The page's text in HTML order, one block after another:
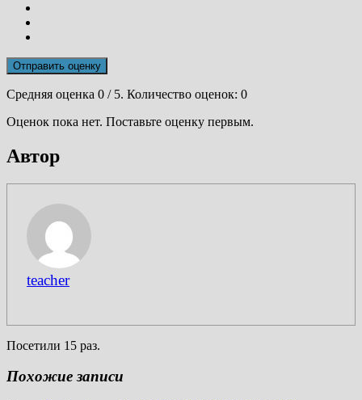
Отправить оценку
Средняя оценка 0 / 5. Количество оценок: 0
Оценок пока нет. Поставьте оценку первым.
Автор
teacher
Посетили 15 раз.
Похожие записи